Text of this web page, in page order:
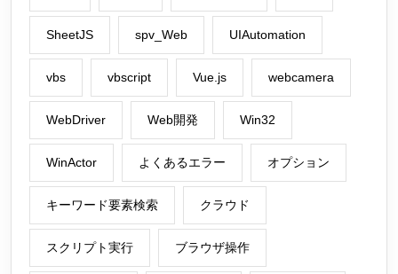
SheetJS spv_Web UIAutomation
vbs vbscript Vue.js webcamera
WebDriver Web開発 Win32
WinActor よくあるエラー オプション
キーワード要素検索 クラウド
スクリプト実行 ブラウザ操作